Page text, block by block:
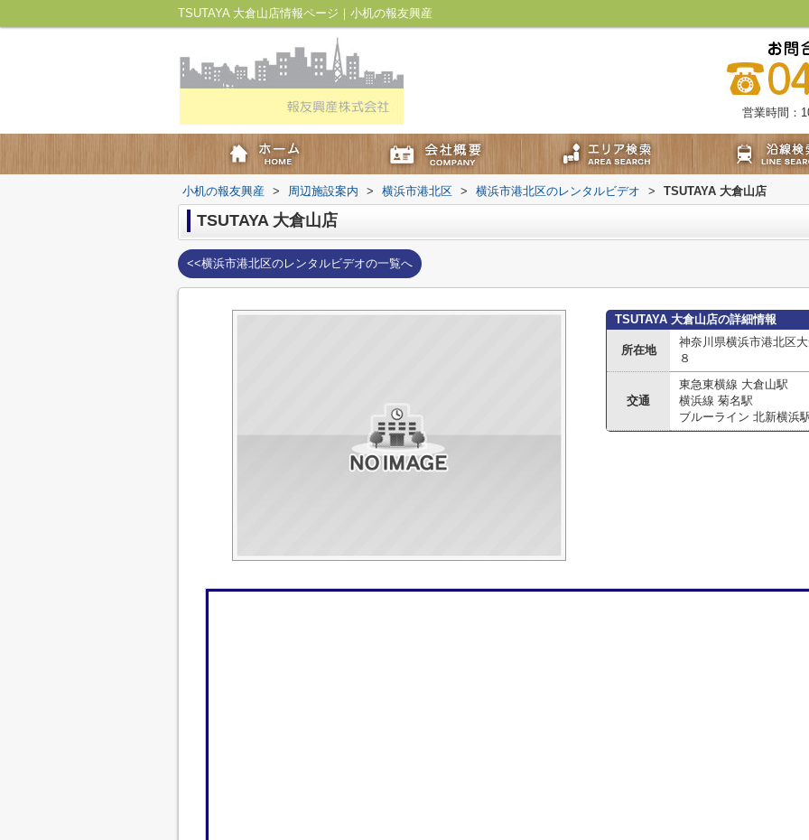
TSUTAYA 大倉山店情報ページ｜小机の報友興産
営業時間：
小机の報友興産 > 周辺施設案内 > 横浜市港北区 > 横浜市港北区のレンタルビデオ > TSUTAYA 大倉山店
TSUTAYA 大倉山店
<<横浜市港北区のレンタルビデオの一覧へ
TSUTAYA 大倉山店の詳細情報
所在地
神奈川県横浜市港北区
８
交通
東急東横線 大倉山駅
横浜線 菊名駅
ブルーライン 北新横浜